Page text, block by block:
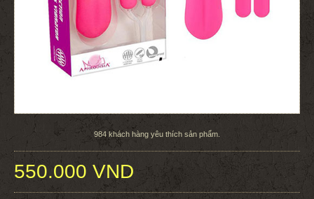
984 khách hàng yêu thích sản phẩm.
550.000 VND